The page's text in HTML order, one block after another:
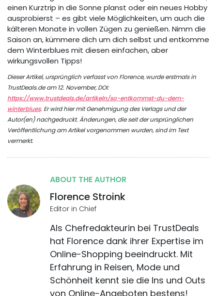
einen Kurztrip in die Sonne planst oder ein neues Hobby
ausprobierst – es gibt viele Möglichkeiten, um auch die
kälteren Monate in vollen Zügen zu genießen. Nimm die
Saison an, kümmere dich um dich selbst und entkomme
dem Winterblues mit diesen einfachen, aber
wirkungsvollen Tipps!
Dieser Artikel, ursprünglich verfasst von Florence, wurde erstmals in
TrustDeals.de am 12. November, DOI:
https://www.trustdeals.de/artikeln/so-entkommst-du-dem-
winterblues. Er wird hier mit Genehmigung des Verlags und der
Autor(en) nachgedruckt. Änderungen, die seit der ursprünglichen
Veröffentlichung am Artikel vorgenommen wurden, sind im Text
vermerkt.
ABOUT THE AUTHOR
Florence Stroink
Editor in Chief
Als Chefredakteurin bei TrustDeals
hat Florence dank ihrer Expertise im
Online-Shopping beeindruckt. Mit
Erfahrung in Reisen, Mode und
Schönheit kennt sie die Ins und Outs
von Online-Angeboten bestens!